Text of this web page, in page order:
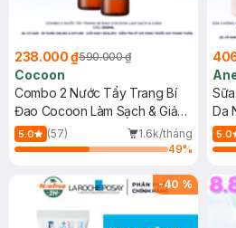
238.000 ₫590.000 ₫
Cocoon
Combo 2 Nước Tẩy Trang Bí
Đao Cocoon Làm Sạch & Giảm
Dầu 500ml
5.0 (57)
1.6k/tháng
49%
Da
5.0
-40 %